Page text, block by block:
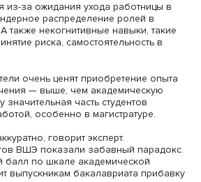
различия в зависимости от
Несмотря на то что у
успеваемость (в Вышке
— 7,9, а юношей — 7,4), их
людей (выпускники ВШЭ
выпускницы). В целом отдача от
существенно выше, чем для
с высшим образованием
больше, чем женщины без
россиянки хорошо
Канады на 2021 год), но размер их
70–80% от доходов мужчин. Эта